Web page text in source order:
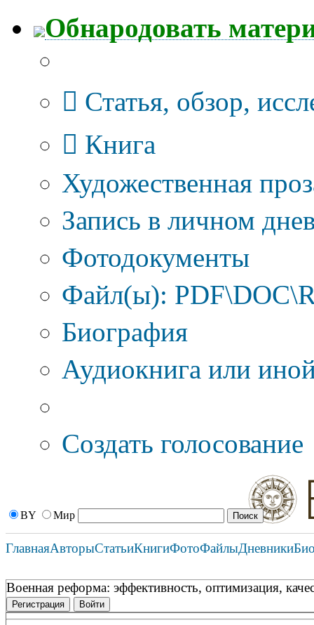
Обнародовать
Статья, обзор,
Книга
Художественная
Запись в личном
Фотодокументы
Файл(ы):
Биография
Аудиокнига или
Создать голосование
BY Мир
ГлавнаяАвторыСтатьиКнигиФотоФайлыДневники
Военная реформа: эффективность,
Регистрация Войти